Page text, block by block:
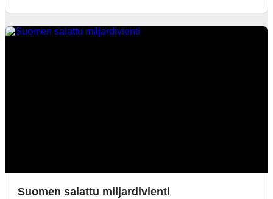
Suomen salattu miljardivienti